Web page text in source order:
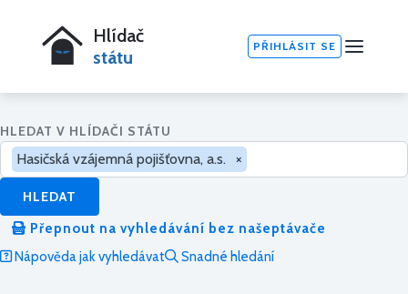
Hlídač
státu
PŘIHLÁSIT SE
HLEDAT V HLÍDAČI STÁTU
Hasičská vzájemná pojišťovna, a.s. ×
HLEDAT
Přepnout na vyhledávání bez našeptávače
Nápověda jak vyhledávat
Snadné hledání